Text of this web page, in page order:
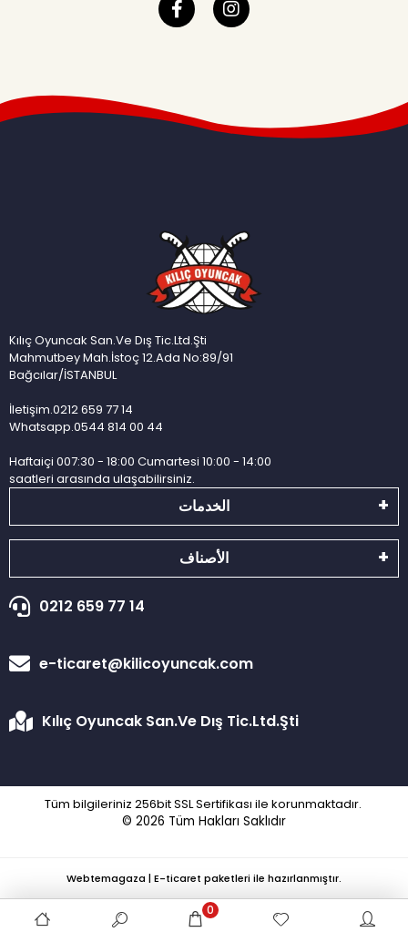
Kılıç Oyuncak San.Ve Dış Tic.Ltd.Şti
Mahmutbey Mah.İstoç 12.Ada No:89/91
Bağcılar/İSTANBUL
İletişim.0212 659 77 14
Whatsapp.0544 814 00 44
Haftaiçi 007:30 - 18:00 Cumartesi 10:00 - 14:00
saatleri arasında ulaşabilirsiniz.
الخدمات
الأصناف
0212 659 77 14
e-ticaret@kilicoyuncak.com
Kılıç Oyuncak San.Ve Dış Tic.Ltd.Şti
Tüm bilgileriniz 256bit SSL Sertifikası ile korunmaktadır.
© 2026 Tüm Hakları Saklıdır
0
Webtemagaza | E-ticaret paketleri ile hazırlanmıştır.